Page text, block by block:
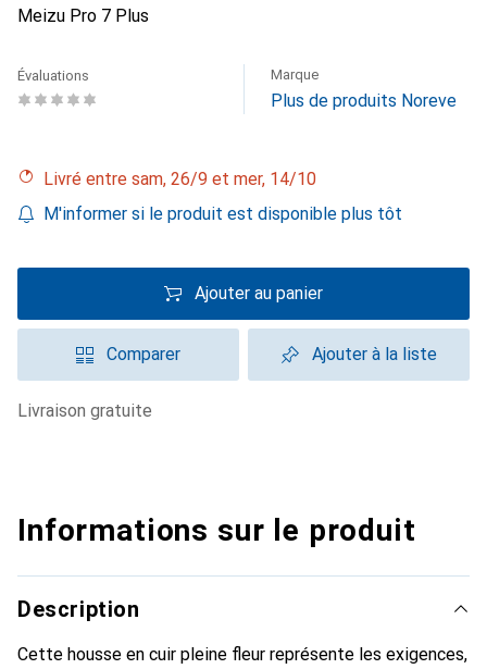
Meizu Pro 7 Plus
Évaluations Marque
Plus de produits Noreve
Livré entre sam, 26/9 et mer, 14/10
M'informer si le produit est disponible plus tôt
Ajouter au panier
Comparer Ajouter à la liste
livraison gratuite
Informations sur le produit
Description
Cette housse en cuir pleine fleur représente les exigences,